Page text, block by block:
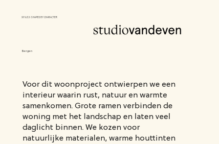
SPACES SHAPED BY CHARACTER
Voor dit woonproject ontwierpen we een
interieur waarin rust, natuur en warmte
samenkomen. Grote ramen verbinden de
woning met het landschap en laten veel
daglicht binnen. We kozen voor
natuurlijke materialen, warme houttinten
Bergen